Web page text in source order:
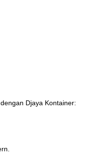
Djaya Kontainer: